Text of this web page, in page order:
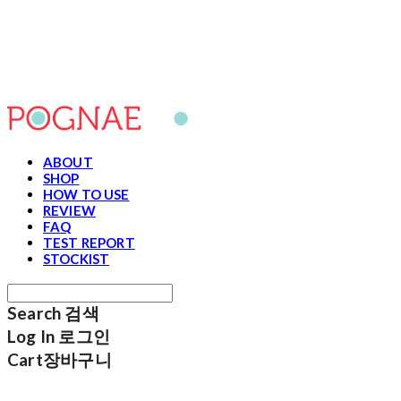
ABOUT
SHOP
HOW TO USE
REVIEW
FAQ
TEST REPORT
STOCKIST
Search 검색
Log In 로그인
Cart장바구니